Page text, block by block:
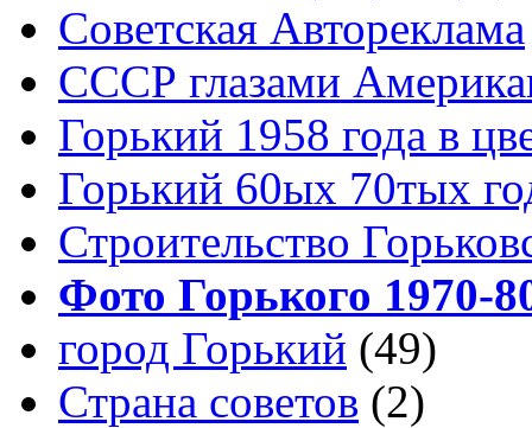
Советская Автореклама
СССР глазами
Горький 1958 года в
Горький 60ых 70тых
Строительство
Фото Горького 1970-
город Горький (49)
Страна советов (2)